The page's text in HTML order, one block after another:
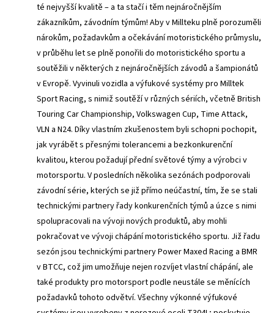
té nejvyšší kvalitě – a ta stačí i těm nejnáročnějším
zákazníkům, závodním týmům! Aby v Millteku plně porozuměli
nárokům, požadavkům a očekávání motoristického průmyslu,
v průběhu let se plně ponořili do motoristického sportu a
soutěžili v některých z nejnáročnějších závodů a šampionátů
v Evropě. Vyvinuli vozidla a výfukové systémy pro Milltek
Sport Racing, s nimiž soutěží v různých sériích, včetně British
Touring Car Championship, Volkswagen Cup, Time Attack,
VLN a N24. Díky vlastním zkušenostem byli schopni pochopit,
jak vyrábět s přesnými tolerancemi a bezkonkurenční
kvalitou, kterou požadují přední světové týmy a výrobci v
motorsportu. V posledních několika sezónách podporovali
závodní série, kterých se již přímo neúčastní, tím, že se stali
technickými partnery řady konkurenčních týmů a úzce s nimi
spolupracovali na vývoji nových produktů, aby mohli
pokračovat ve vývoji chápání motoristického sportu. Již řadu
sezón jsou technickými partnery Power Maxed Racing a BMR
v BTCC, což jim umožňuje nejen rozvíjet vlastní chápání, ale
také produkty pro motorsport podle neustále se měnících
požadavků tohoto odvětví. Všechny výkonné výfukové